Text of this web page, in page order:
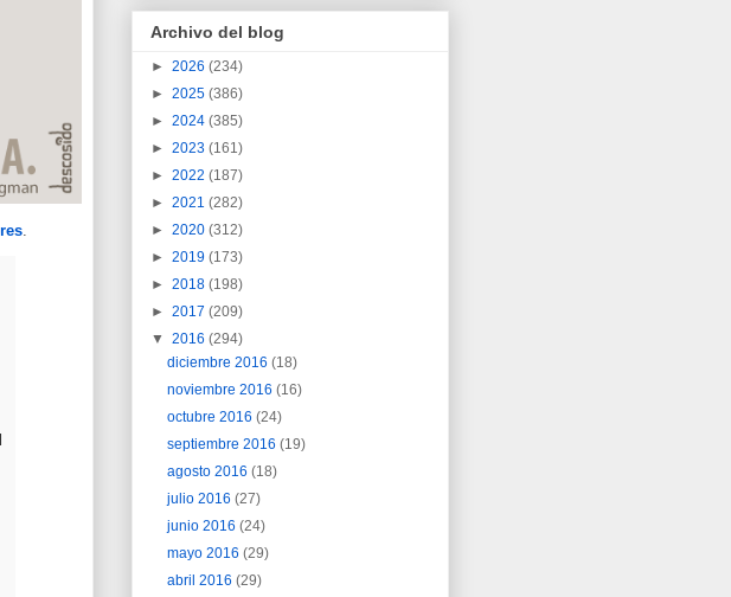
Archivo del blog
► 2026 (234)
► 2025 (386)
► 2024 (385)
► 2023 (161)
► 2022 (187)
► 2021 (282)
► 2020 (312)
► 2019 (173)
► 2018 (198)
► 2017 (209)
▼ 2016 (294)
diciembre 2016(18)
noviembre 2016(16)
octubre 2016(24)
septiembre 2016(19)
agosto 2016(18)
julio 2016(27)
junio 2016(24)
mayo 2016(29)
abril 2016(29)